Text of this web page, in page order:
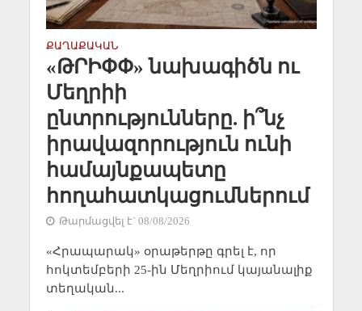
ՔԱՂԱՔԱԿԱՆ
«ԹՐԻՓՓ» նախագիծն ու
Մեղրիի
ընտրությունները. ի՞նչ
իրավազորություն ունի
համայնքապետը
հողահատկացումներում
Թարմացվել է` 08/08/2026
«Հրապարակ» օրաթերթը գրել է, որ
հոկտեմբերի 25-ին Մեղրիում կայանալիք
տեղական...